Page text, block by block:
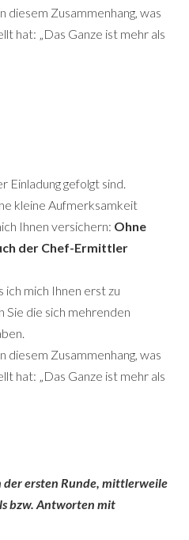
diesem Zusammenhang, was
hat: „Das Ganze ist mehr als
Einladung gefolgt sind.
kleine Aufmerksamkeit
Ihnen versichern: Ohne
der Chef-Ermittler
ich mich Ihnen erst zu
Sie die sich mehrenden
diesem Zusammenhang, was
hat: „Das Ganze ist mehr als
der ersten Runde, mittlerweile
bzw. Antworten mit